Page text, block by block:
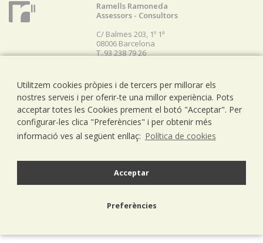
Ramells Ramoneda
Assessors - Consultors
C/ Balmes 203, 1º 1ª
08006 Barcelona
T..93 238 79 26
© 2026 - Ramells Ramoneda
Avís legal política de privacitat política de cookies disseny web.
Utilitzem cookies pròpies i de tercers per millorar els
nostres serveis i per oferir-te una millor experiència. Pots
acceptar totes les Cookies prement el botó "Acceptar". Per
configurar-les clica "Preferències" i per obtenir més
informació ves al següent enllaç: Política de cookies
Acceptar
Preferències